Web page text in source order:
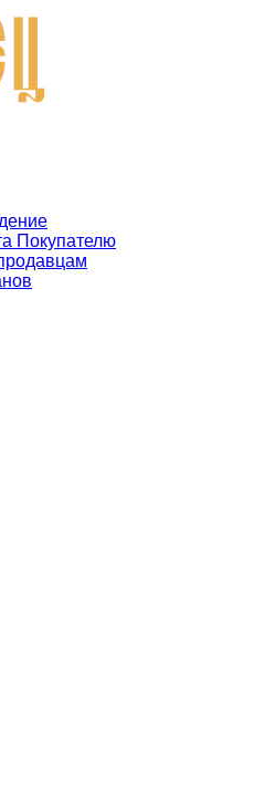
Покупателю